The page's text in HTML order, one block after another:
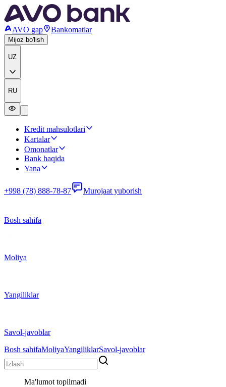
AVO gap Bankomatlar
Mijoz bo'lish
UZ
RU
Kredit mahsulotlari
Kartalar
Omonatlar
Bank haqida
Yana
+998 (78) 888-78-87 Murojaat yuborish
Bosh sahifa
Moliya
Yangiliklar
Savol-javoblar
Bosh sahifaMoliyaYangiliklarSavol-javoblar
Ma'lumot topilmadi